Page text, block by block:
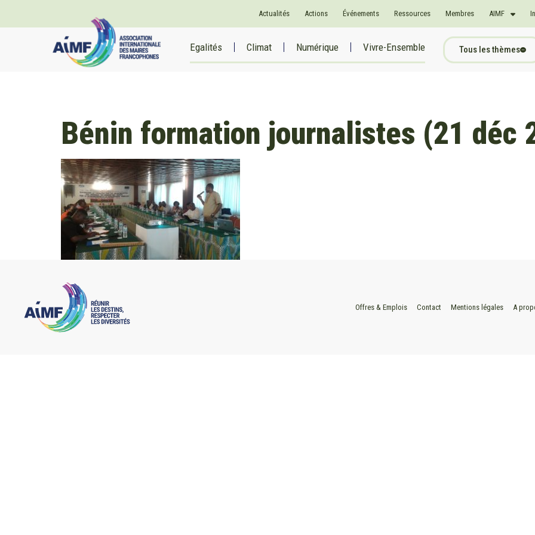
Actualités Actions Événements Ressources Membres AIMF
Egalités Climat Numérique Vivre-Ensemble Tous les thèmes
Bénin formation journalistes (21 déc
Offres & Emplois Contact Mentions légales A